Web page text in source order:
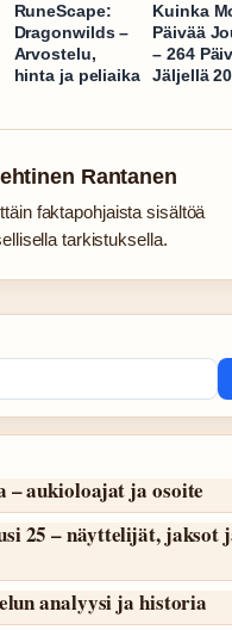
RuneScape:
Dragonwilds –
Arvostelu,
hinta ja peliaika
Kuinka
Päivää
– 264
Jäljellä
Rantanen
faktapohjaista sisältöä
tarkistuksella.
– aukioloajat ja osoite
25 – näyttelijät, jaksot
analyysi ja historia